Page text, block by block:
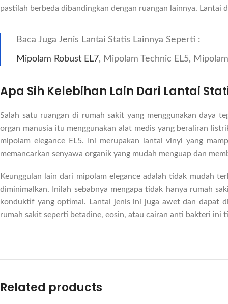
pastilah berbeda dibandingkan dengan ruangan lainnya.
Baca Juga Jenis Lantai Statis Lainnya Seperti :
Mipolam Robust EL7, Mipolam Technic EL5,
Apa Sih Kelebihan Lain Dari Lantai
Salah satu ruangan di rumah sakit yang menggunakan daya
organ manusia itu menggunakan alat medis yang beraliran
mipolam elegance EL5. Ini merupakan lantai vinyl yang
memancarkan senyawa organik yang mudah menguap dan
Keunggulan lain dari mipolam elegance adalah tidak mudah
diminimalkan. Inilah sebabnya mengapa tidak hanya rumah
konduktif yang optimal. Lantai jenis ini juga awet dan dapat
rumah sakit seperti betadine, eosin, atau cairan anti bakteri ini
Related products